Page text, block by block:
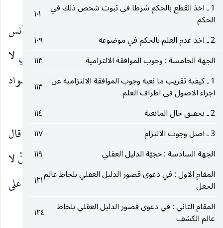
1 ـ اخذ القطع بالحكم شرطا في ثبوت شخص ذلك في
الحكم
١٠١
2 ـ اخذ عدم العلم بالحكم في موضوعه
١٠٩
الجهة الخامسة : وجوب الموافقة الالتزامية
١١٣
1 ـ كيفية تقريب ما نعية وجوب الموافقة الالتزامية عن
اجراء الاصول في اطراف العلم
١١٣
2 ـ تحقيق حال المانعية
١١٤
3 ـ اصل وجوب الالتزام
١١٧
الجهة السادسة : حجيّة الدليل العقلي
١١٩
المقام الاول : في دعوى قصور الدليل العقلي بلحاظ عالم
الجعل
١٢١
المقام الثاني : في دعوى قصور الدليل العقلي بلحاظ
عالم الكشف
١٢٤
إحداهما ـ ما عن أبي خلف الأعمي قال سمعت أنس
بن مالك يقول سمعت رسول الله صلى‌الله‌عليه‌وآله‌وسلم
يقول انَّ أُمّتي لا
تجتمع على ضلالة فإذا رأيتم اختلافاً فعليكم بالسواد
الأعظم « نقله ابن ماجة في سننه ج ٢ ص ١٢٠٣ ».
الثانية ـ ما نقله شريح عن أبي مالك الأشعري قال قال
رسول اللهصلى‌الله‌عليه‌وآله‌وسلم: انَّ الله أجاركم من ثلاث خلال : أَنْ لا
يدعو عليكم نبيّكم فتهلكوا جميعاً ... وأَنْ لا تجتمعوا على
ضلالة.